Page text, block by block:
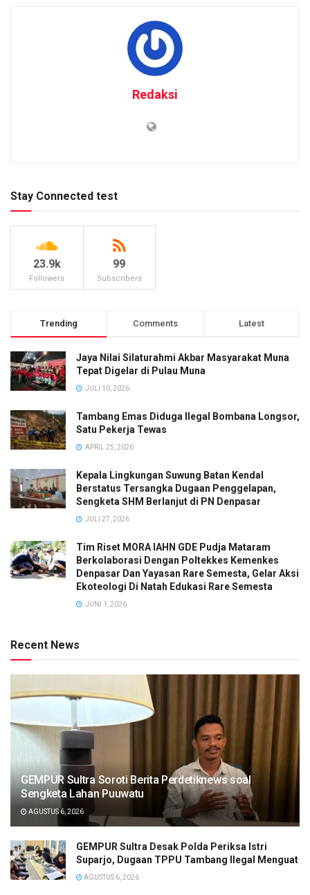
Redaksi
Stay Connected test
23.9k
Followers
99
Subscribers
Trending Comments Latest
Jaya Nilai Silaturahmi Akbar Masyarakat Muna
Tepat Digelar di Pulau Muna
JULI 10, 2026
Tambang Emas Diduga Ilegal Bombana Longsor,
Satu Pekerja Tewas
APRIL 25, 2026
Kepala Lingkungan Suwung Batan Kendal
Berstatus Tersangka Dugaan Penggelapan,
Sengketa SHM Berlanjut di PN Denpasar
JULI 27, 2026
Tim Riset MORA IAHN GDE Pudja Mataram
Berkolaborasi Dengan Poltekkes Kemenkes
Denpasar Dan Yayasan Rare Semesta, Gelar Aksi
Ekoteologi Di Natah Edukasi Rare Semesta
JUNI 1, 2026
Recent News
GEMPUR Sultra Soroti Berita Perdetiknews soal
Sengketa Lahan Puuwatu
AGUSTUS 6, 2026
GEMPUR Sultra Desak Polda Periksa Istri
Suparjo, Dugaan TPPU Tambang Ilegal Menguat
AGUSTUS 6, 2026